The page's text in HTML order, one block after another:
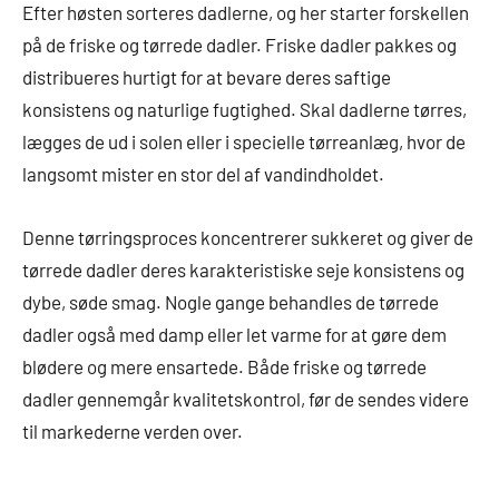
Efter høsten sorteres dadlerne, og her starter forskellen
på de friske og tørrede dadler. Friske dadler pakkes og
distribueres hurtigt for at bevare deres saftige
konsistens og naturlige fugtighed. Skal dadlerne tørres,
lægges de ud i solen eller i specielle tørreanlæg, hvor de
langsomt mister en stor del af vandindholdet.
Denne tørringsproces koncentrerer sukkeret og giver de
tørrede dadler deres karakteristiske seje konsistens og
dybe, søde smag. Nogle gange behandles de tørrede
dadler også med damp eller let varme for at gøre dem
blødere og mere ensartede. Både friske og tørrede
dadler gennemgår kvalitetskontrol, før de sendes videre
til markederne verden over.